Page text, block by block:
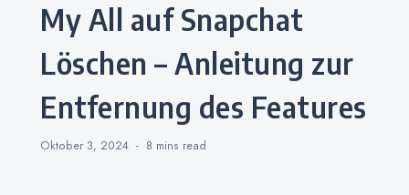
My All auf Snapchat
Löschen – Anleitung zur
Entfernung des Features
Oktober 3, 2024 8 mins read